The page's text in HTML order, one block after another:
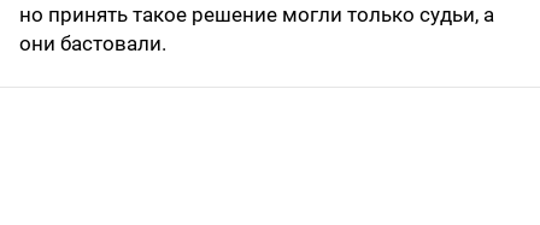
но принять такое решение могли только судьи, а
они бастовали.